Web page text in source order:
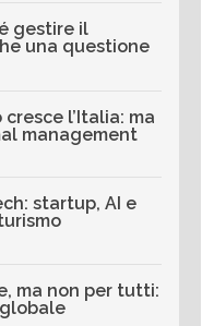
gestire il
una questione
l’Italia: ma
management
startup, AI e
ma non per tutti: